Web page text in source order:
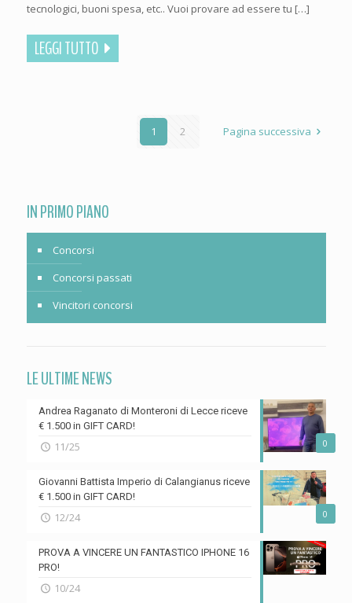
tecnologici, buoni spesa, etc.. Vuoi provare ad essere tu […]
LEGGI TUTTO
1 2 Pagina successiva
IN PRIMO PIANO
Concorsi
Concorsi passati
Vincitori concorsi
LE ULTIME NEWS
0
Andrea Raganato di Monteroni di Lecce riceve
€ 1.500 in GIFT CARD!
11/25
0
Giovanni Battista Imperio di Calangianus riceve
€ 1.500 in GIFT CARD!
12/24
PROVA A VINCERE UN FANTASTICO IPHONE 16
PRO!
10/24